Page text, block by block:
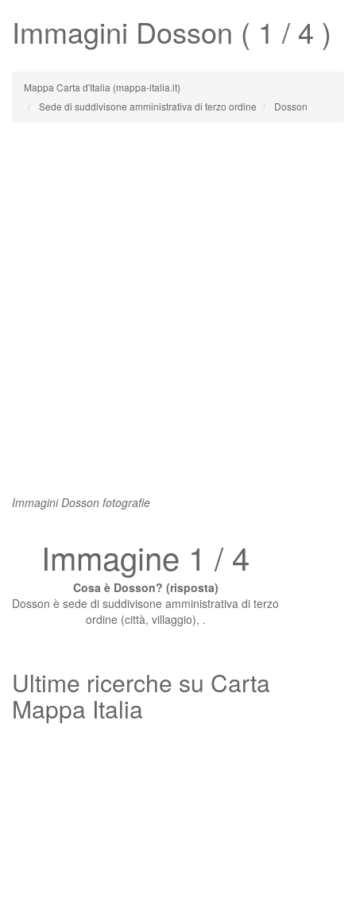
Immagini Dosson ( 1 / 4 )
Mappa Carta d'Italia (mappa-italia.it)
Sede di suddivisone amministrativa di terzo ordine
Dosson
Immagini Dosson fotografie
Immagine 1 / 4
Cosa è Dosson? (risposta)
Dosson è sede di suddivisone amministrativa di terzo
ordine (città, villaggio), .
Ultime ricerche su Carta
Mappa Italia